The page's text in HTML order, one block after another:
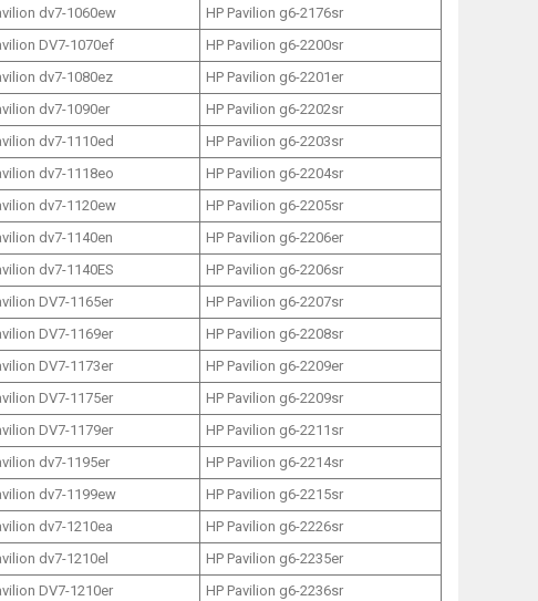
dv7-1060ew
HP Pavilion g6-2176sr
DV7-1070ef
HP Pavilion g6-2200sr
dv7-1080ez
HP Pavilion g6-2201er
dv7-1090er
HP Pavilion g6-2202sr
dv7-1110ed
HP Pavilion g6-2203sr
dv7-1118eo
HP Pavilion g6-2204sr
dv7-1120ew
HP Pavilion g6-2205sr
dv7-1140en
HP Pavilion g6-2206er
dv7-1140ES
HP Pavilion g6-2206sr
DV7-1165er
HP Pavilion g6-2207sr
DV7-1169er
HP Pavilion g6-2208sr
DV7-1173er
HP Pavilion g6-2209er
DV7-1175er
HP Pavilion g6-2209sr
DV7-1179er
HP Pavilion g6-2211sr
dv7-1195er
HP Pavilion g6-2214sr
dv7-1199ew
HP Pavilion g6-2215sr
dv7-1210ea
HP Pavilion g6-2226sr
dv7-1210el
HP Pavilion g6-2235er
DV7-1210er
HP Pavilion g6-2236sr